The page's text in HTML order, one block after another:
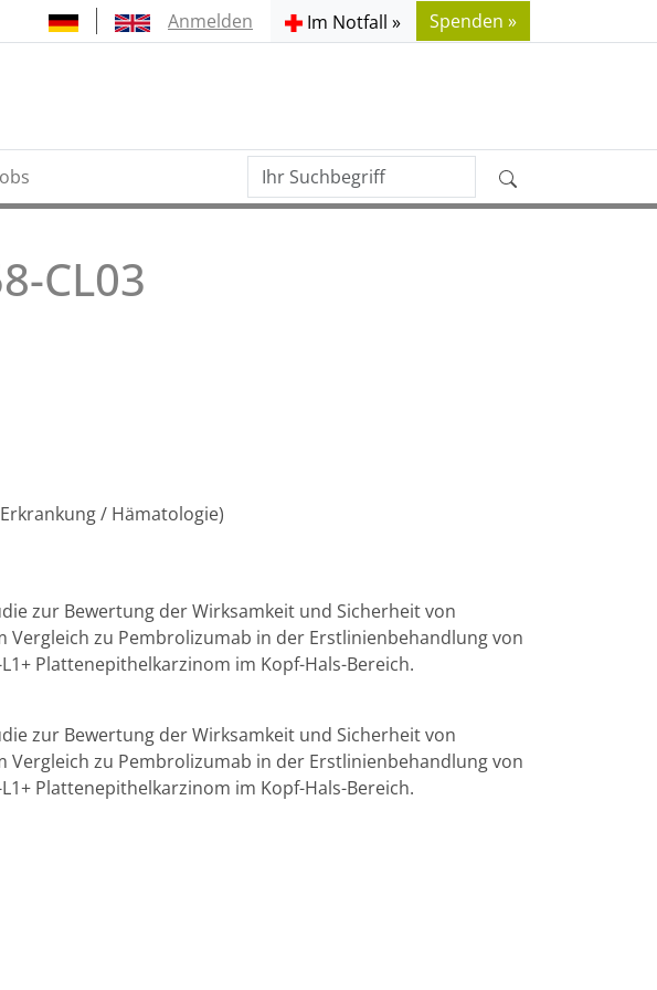
Anmelden Im Notfall » Spenden »
Ihr
Suchbegriff
Erweiterte
Suche
CL03
/ Hämatologie)
zur Bewertung der Wirksamkeit und Sicherheit von
zu Pembrolizumab in der Erstlinienbehandlung von
Plattenepithelkarzinom im Kopf-Hals-Bereich.
zur Bewertung der Wirksamkeit und Sicherheit von
zu Pembrolizumab in der Erstlinienbehandlung von
Plattenepithelkarzinom im Kopf-Hals-Bereich.